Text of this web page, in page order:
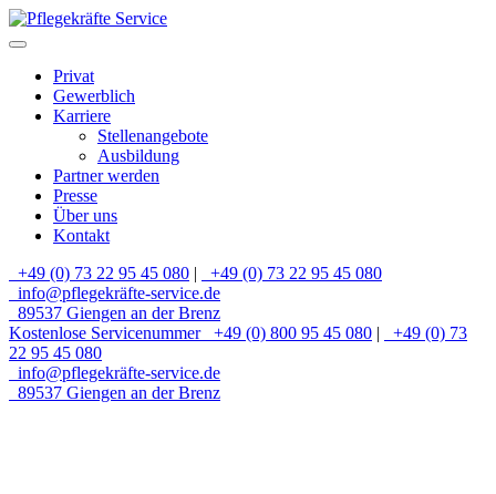
Privat
Gewerblich
Karriere
Stellenangebote
Ausbildung
Partner werden
Presse
Über uns
Kontakt
+49 (0) 73 22 95 45 080 |
+49 (0) 73 22 95 45 080
info@pflegekräfte-service.de
89537 Giengen an der Brenz
Kostenlose Servicenummer
+49 (0) 800 95 45 080 |
+49 (0) 73
22 95 45 080
info@pflegekräfte-service.de
89537 Giengen an der Brenz